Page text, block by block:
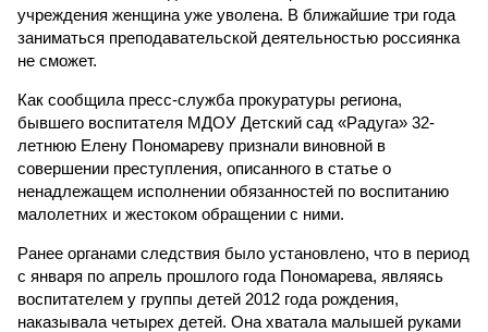
учреждения женщина уже уволена. В ближайшие три года
заниматься преподавательской деятельностью россиянка
не сможет.
Как сообщила пресс-служба прокуратуры региона,
бывшего воспитателя МДОУ Детский сад «Радуга» 32-
летнюю Елену Пономареву признали виновной в
совершении преступления, описанного в статье о
ненадлежащем исполнении обязанностей по воспитанию
малолетних и жестоком обращении с ними.
Ранее органами следствия было установлено, что в период
с января по апрель прошлого года Пономарева, являясь
воспитателем у группы детей 2012 года рождения,
наказывала четырех детей. Она хватала малышей руками